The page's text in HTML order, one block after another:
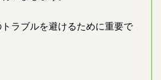
ラブルを避けるために重要で